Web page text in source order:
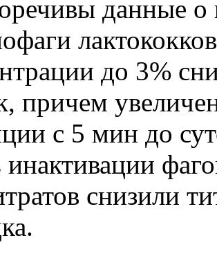
данные о
до 3%
причем
с 5 мин до
инактивации
снизили